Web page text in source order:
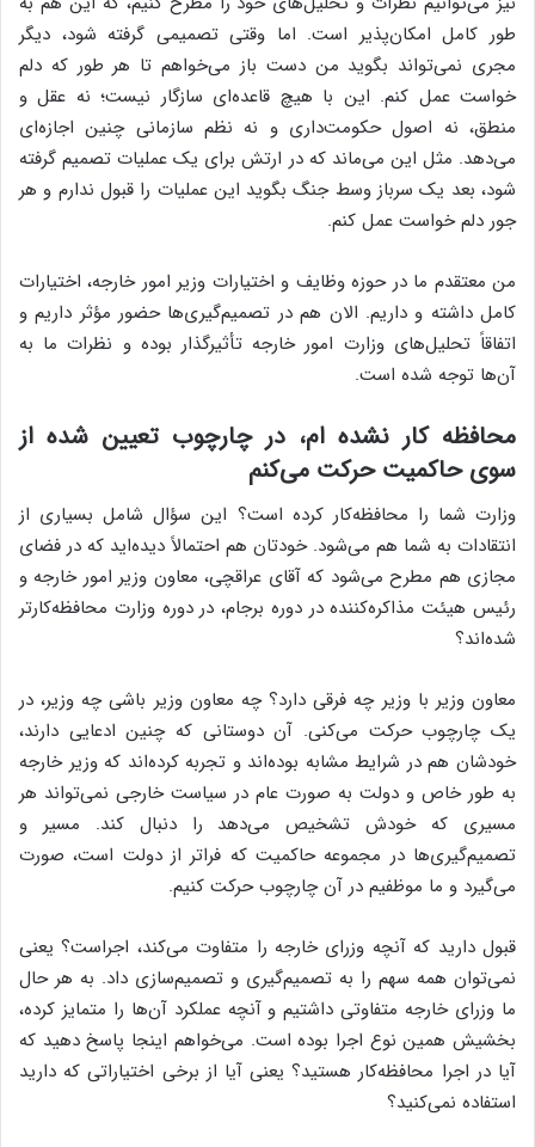
طور کامل امکان‌پذیر است. اما وقتی تصمیمی گرفته شود، دیگر
مجری نمی‌تواند بگوید من دست باز می‌خواهم تا هر طور که دلم
خواست عمل کنم. این با هیچ قاعده‌ای سازگار نیست؛ نه عقل و
منطق، نه اصول حکومت‌داری و نه نظم سازمانی چنین اجازه‌ای
می‌دهد. مثل این می‌ماند که در ارتش برای یک عملیات تصمیم گرفته
شود، بعد یک سرباز وسط جنگ بگوید این عملیات را قبول ندارم و هر
جور دلم خواست عمل کنم.
من معتقدم ما در حوزه وظایف و اختیارات وزیر امور خارجه، اختیارات
کامل داشته و داریم. الان هم در تصمیم‌گیری‌ها حضور مؤثر داریم و
اتفاقاً تحلیل‌های وزارت امور خارجه تأثیرگذار بوده و نظرات ما به
آن‌ها توجه شده است.
محافظه کار نشده ام، در چارچوب تعیین شده از
سوی حاکمیت حرکت می‌کنم
وزارت شما را محافظه‌کار کرده است؟ این سؤال شامل بسیاری از
انتقادات به شما هم می‌شود. خودتان هم احتمالاً دیده‌اید که در فضای
مجازی هم مطرح می‌شود که آقای عراقچی، معاون وزیر امور خارجه و
رئیس هیئت مذاکره‌کننده در دوره برجام، در دوره وزارت محافظه‌کارتر
شده‌اند؟
معاون وزیر با وزیر چه فرقی دارد؟ چه معاون وزیر باشی چه وزیر، در
یک چارچوب حرکت می‌کنی. آن دوستانی که چنین ادعایی دارند،
خودشان هم در شرایط مشابه بوده‌اند و تجربه کرده‌اند که وزیر خارجه
به طور خاص و دولت به صورت عام در سیاست خارجی نمی‌تواند هر
مسیری که خودش تشخیص می‌دهد را دنبال کند. مسیر و
تصمیم‌گیری‌ها در مجموعه حاکمیت که فراتر از دولت است، صورت
می‌گیرد و ما موظفیم در آن چارچوب حرکت کنیم.
قبول دارید که آنچه وزرای خارجه را متفاوت می‌کند، اجراست؟ یعنی
نمی‌توان همه سهم را به تصمیم‌گیری و تصمیم‌سازی داد. به هر حال
ما وزرای خارجه متفاوتی داشتیم و آنچه عملکرد آن‌ها را متمایز کرده،
بخشیش همین نوع اجرا بوده است. می‌خواهم اینجا پاسخ دهید که
آیا در اجرا محافظه‌کار هستید؟ یعنی آیا از برخی اختیاراتی که دارید
استفاده نمی‌کنید؟